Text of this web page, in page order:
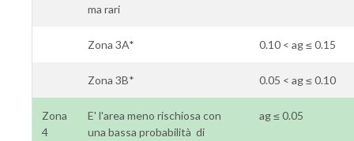
ma rari
Zona 3A* 0.10 < ag ≤ 0.15
Zona 3B* 0.05 < ag ≤ 0.10
Zona
4
E' l'area meno rischiosa con
una bassa probabilità di
ag ≤ 0.05